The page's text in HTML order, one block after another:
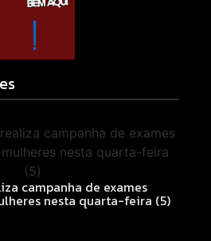
campanha de exames
nesta quarta-feira (5)